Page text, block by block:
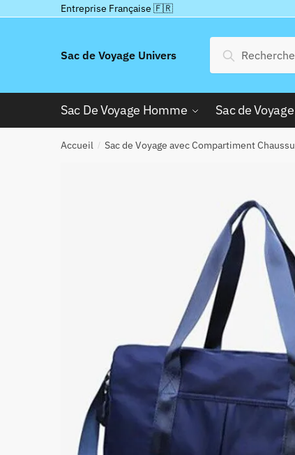
Entreprise Française 🇫🇷
Sac de Voyage Univers
pour :
Recherche
Sac De Voyage Homme Sac de
Accueil / Sac de Voyage avec Compartiment